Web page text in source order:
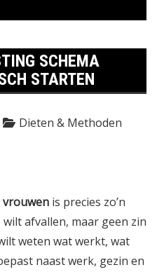
SCHEMA
STARTEN
Dieten & Methoden
is precies zo’n
afvallen, maar geen zin
weten wat werkt, wat
naast werk, gezin en